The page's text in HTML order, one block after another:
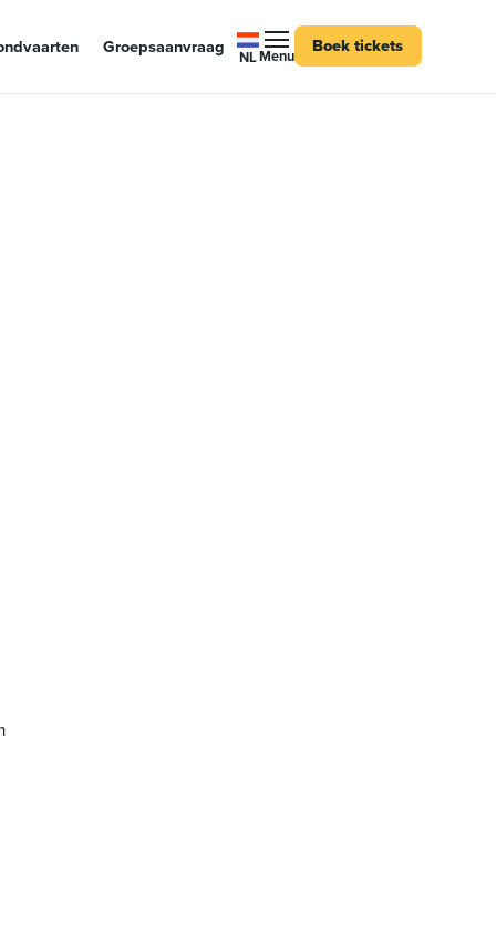
Groepsaanvraag NLMenu Boek tickets